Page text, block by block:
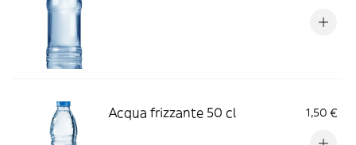
Acqua frizzante 50 cl 1,50 €